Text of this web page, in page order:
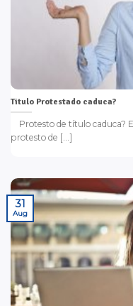
Titulo Protestado caduca?
Protesto de título caduca?
protesto de [...]
31
Aug